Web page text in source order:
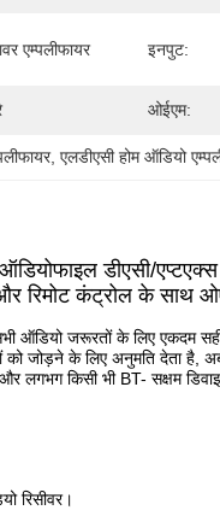
एम्पलीफायर इनपुट:
ओईएम:
, एलडीएसी होम ऑडियो
डीएसी/एप्टएक्स
रिमोट कंट्रोल के साथ
ऑडियो जरूरतों के लिए एकदम
के लिए अनुमति देता है, अब,
लगभग किसी भी BT- सक्षम
रिसीवर।